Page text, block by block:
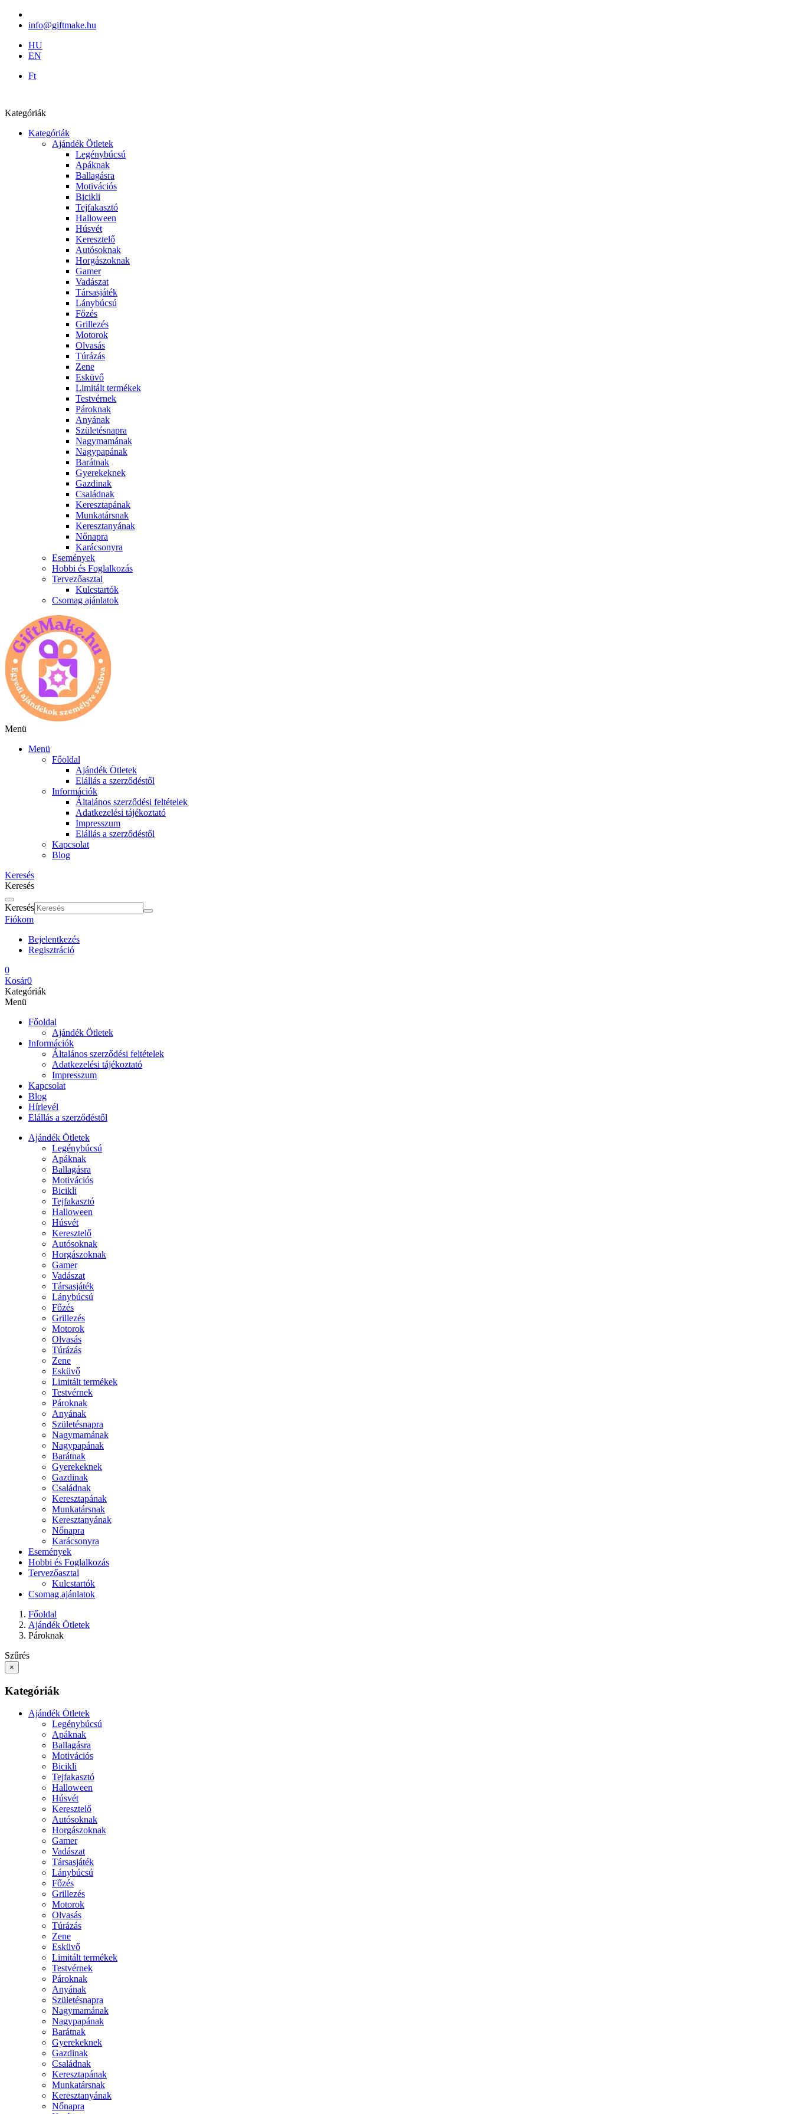
info@giftmake.hu
HU
EN
Ft
Kategóriák
Kategóriák
Ajándék Ötletek
Legénybúcsú
Apáknak
Ballagásra
Motivációs
Bicikli
Tejfakasztó
Halloween
Húsvét
Keresztelő
Autósoknak
Horgászoknak
Gamer
Vadászat
Társasjáték
Lánybúcsú
Főzés
Grillezés
Motorok
Olvasás
Túrázás
Zene
Esküvő
Limitált termékek
Testvérnek
Pároknak
Anyának
Születésnapra
Nagymamának
Nagypapának
Barátnak
Gyerekeknek
Gazdinak
Családnak
Keresztapának
Munkatársnak
Keresztanyának
Nőnapra
Karácsonyra
Események
Hobbi és Foglalkozás
Tervezőasztal
Kulcstartók
Csomag ajánlatok
Menü
Menü
Főoldal
Ajándék Ötletek
Elállás a szerződéstől
Információk
Általános szerződési feltételek
Adatkezelési tájékoztató
Impresszum
Elállás a szerződéstől
Kapcsolat
Blog
Keresés
Keresés
Keresés
Fiókom
Bejelentkezés
Regisztráció
0
Kosár0
Kategóriák
Menü
Főoldal
Ajándék Ötletek
Információk
Általános szerződési feltételek
Adatkezelési tájékoztató
Impresszum
Kapcsolat
Blog
Hírlevél
Elállás a szerződéstől
Ajándék Ötletek
Legénybúcsú
Apáknak
Ballagásra
Motivációs
Bicikli
Tejfakasztó
Halloween
Húsvét
Keresztelő
Autósoknak
Horgászoknak
Gamer
Vadászat
Társasjáték
Lánybúcsú
Főzés
Grillezés
Motorok
Olvasás
Túrázás
Zene
Esküvő
Limitált termékek
Testvérnek
Pároknak
Anyának
Születésnapra
Nagymamának
Nagypapának
Barátnak
Gyerekeknek
Gazdinak
Családnak
Keresztapának
Munkatársnak
Keresztanyának
Nőnapra
Karácsonyra
Események
Hobbi és Foglalkozás
Tervezőasztal
Kulcstartók
Csomag ajánlatok
Főoldal
Ajándék Ötletek
Pároknak
Szűrés
×
Kategóriák
Ajándék Ötletek
Legénybúcsú
Apáknak
Ballagásra
Motivációs
Bicikli
Tejfakasztó
Halloween
Húsvét
Keresztelő
Autósoknak
Horgászoknak
Gamer
Vadászat
Társasjáték
Lánybúcsú
Főzés
Grillezés
Motorok
Olvasás
Túrázás
Zene
Esküvő
Limitált termékek
Testvérnek
Pároknak
Anyának
Születésnapra
Nagymamának
Nagypapának
Barátnak
Gyerekeknek
Gazdinak
Családnak
Keresztapának
Munkatársnak
Keresztanyának
Nőnapra